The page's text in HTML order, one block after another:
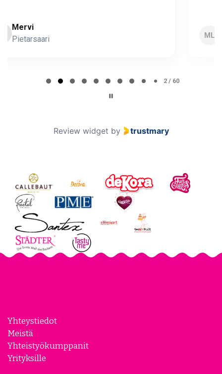
Minna Lehto
2 / 60
Review widget by trustmary
Yhteystiedot
Meistä
Yhteistyökumppanit
Yrityksille